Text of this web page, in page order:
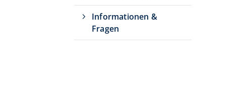
Informationen &
Fragen